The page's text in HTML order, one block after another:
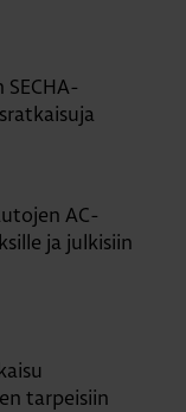
AC-
ja julkisiin
tarpeisiin